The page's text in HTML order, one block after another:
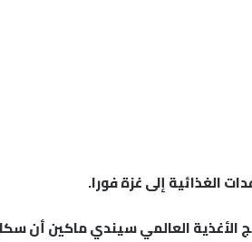
الغذائية إلى غزة فورا.
الأغذية العالمي سيندي ماكين أن